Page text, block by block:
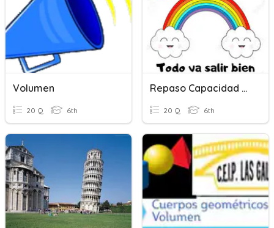
Volumen
20 Q 6th
Repaso Capacidad Y Volumen
20 Q 6th